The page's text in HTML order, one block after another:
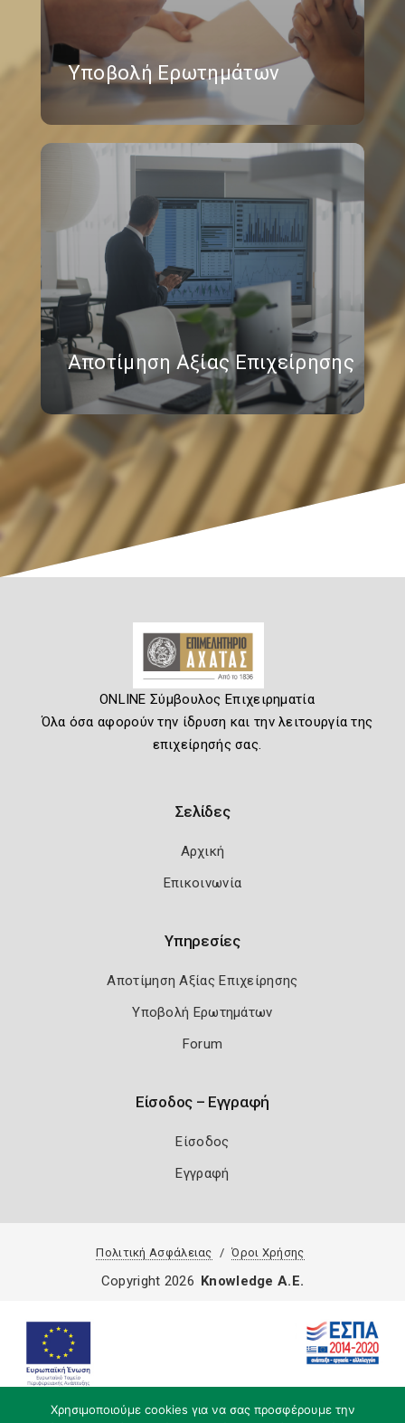
Υποβολή Ερωτημάτων
Αποτίμηση Αξίας Επιχείρησης
ONLINE Σύμβουλος Επιχειρηματία
Όλα όσα αφορούν την ίδρυση και την λειτουργία της
επιχείρησής σας.
Σελίδες
Αρχική
Επικοινωνία
Υπηρεσίες
Αποτίμηση Αξίας Επιχείρησης
Υποβολή Ερωτημάτων
Forum
Είσοδος – Εγγραφή
Είσοδος
Εγγραφή
Πολιτική Ασφάλειας Όροι Χρήσης
Χρησιμοποιούμε cookies για να σας προσφέρουμε την
Copyright 2026 Knowledge A.E.